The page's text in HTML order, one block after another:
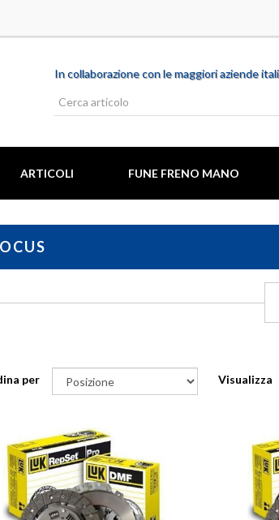
In collaborazione con le maggiori aziende
ARTICOLI
COVER FILTRO NAFTA
CROCIERA
tutte -
MARCHE
AUDI
BMW
FUNE FRENO MANO
per Visualizza